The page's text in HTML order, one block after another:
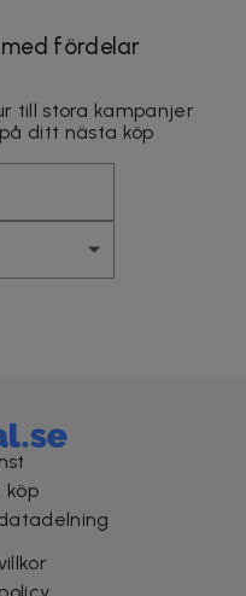
fördelar
till stora kampanjer
ditt nästa köp
köp